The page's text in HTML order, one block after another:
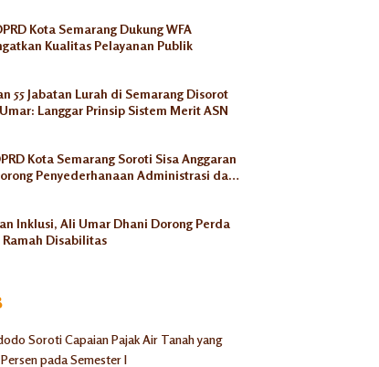
Kota Semarang Dukung WFA
Kualitas Pelayanan Publik
55 Jabatan Lurah di Semarang Disorot
Langgar Prinsip Sistem Merit ASN
Kota Semarang Soroti Sisa Anggaran
Penyederhanaan Administrasi dan
Inklusi, Ali Umar Dhani Dorong Perda
Ramah Disabilitas